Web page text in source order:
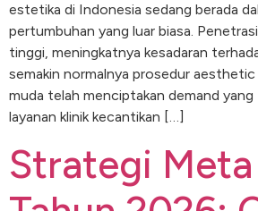
estetika di Indonesia sedang berada
pertumbuhan yang luar biasa.
tinggi, meningkatnya kesadaran
semakin normalnya prosedur aesthetic
muda telah menciptakan demand
layanan klinik kecantikan […]
Strategi